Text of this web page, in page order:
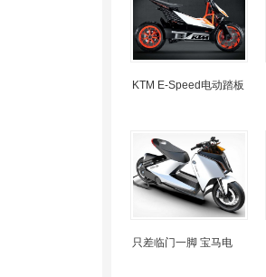
KTM E-Speed电动踏板
只差临门一脚 宝马电